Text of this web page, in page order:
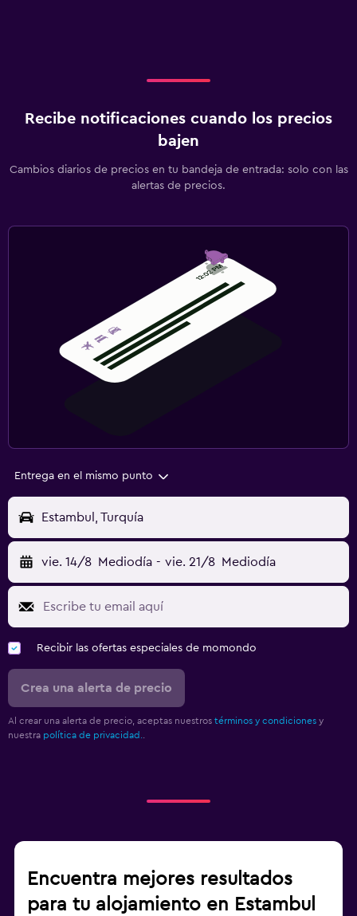
Recibe notificaciones cuando los precios
bajen
Cambios diarios de precios en tu bandeja de entrada: solo con las
alertas de precios.
Entrega en el mismo punto
Estambul, Turquía
vie. 14/8 Mediodía - vie. 21/8 Mediodía
Recibir las ofertas especiales de momondo
Crea una alerta de precio
Al crear una alerta de precio, aceptas nuestros términos y condiciones y
nuestra política de privacidad..
Encuentra mejores resultados
para tu alojamiento en Estambul